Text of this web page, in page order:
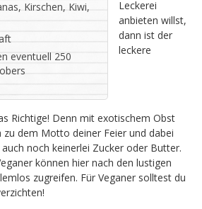
Kirschen, Kiwi,
eventuell 250
Leckerei
anbieten willst,
dann ist der
leckere
Richtige! Denn mit exotischem Obst
dem Motto deiner Feier und dabei
noch keinerlei Zucker oder Butter.
können hier nach den lustigen
zugreifen. Für Veganer solltest du